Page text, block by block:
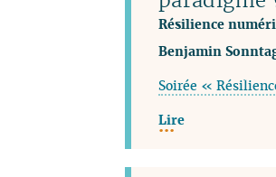
Résilience
Benjamin
Soirée «
Lire